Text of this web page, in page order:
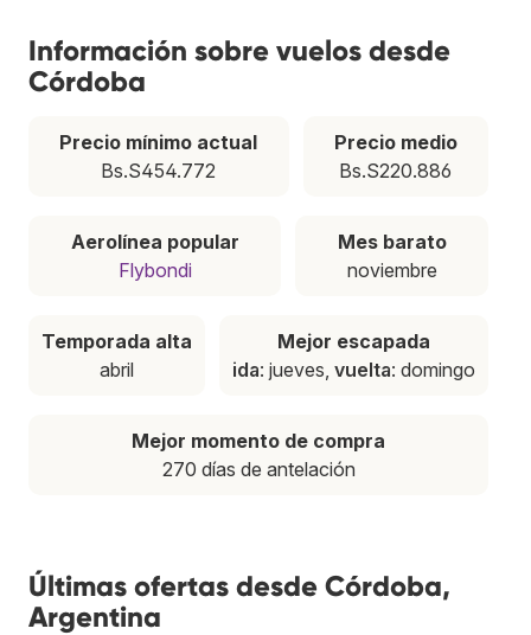
Información sobre vuelos desde
Córdoba
Precio mínimo actual
Bs.S454.772
Precio medio
Bs.S220.886
Aerolínea popular
Flybondi
Mes barato
noviembre
Temporada alta
abril
Mejor escapada
ida: jueves, vuelta: domingo
Mejor momento de compra
270 días de antelación
Últimas ofertas desde Córdoba,
Argentina